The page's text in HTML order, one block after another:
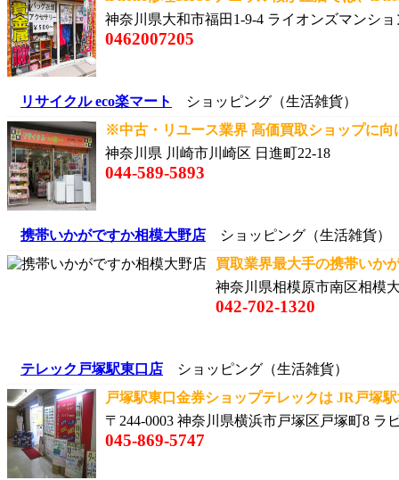
神奈川県大和市福田1-9-4 ライオンズマンショ
0462007205
リサイクル eco楽マート
ショッピング（生活雑貨）
※中古・リユース業界 高価買取ショップに
神奈川県 川崎市川崎区 日進町22-18
044-589-5893
携帯いかがですか相模大野店 ショッピング（生活雑貨）
買取業界最大手の携帯いか
神奈川県相模原市南区相模
042-702-1320
テレック戸塚駅東口店 ショッピング（生活雑貨）
戸塚駅東口金券ショップテレックは JR戸塚
〒244-0003 神奈川県横浜市戸塚区戸塚町8 ラ
045-869-5747